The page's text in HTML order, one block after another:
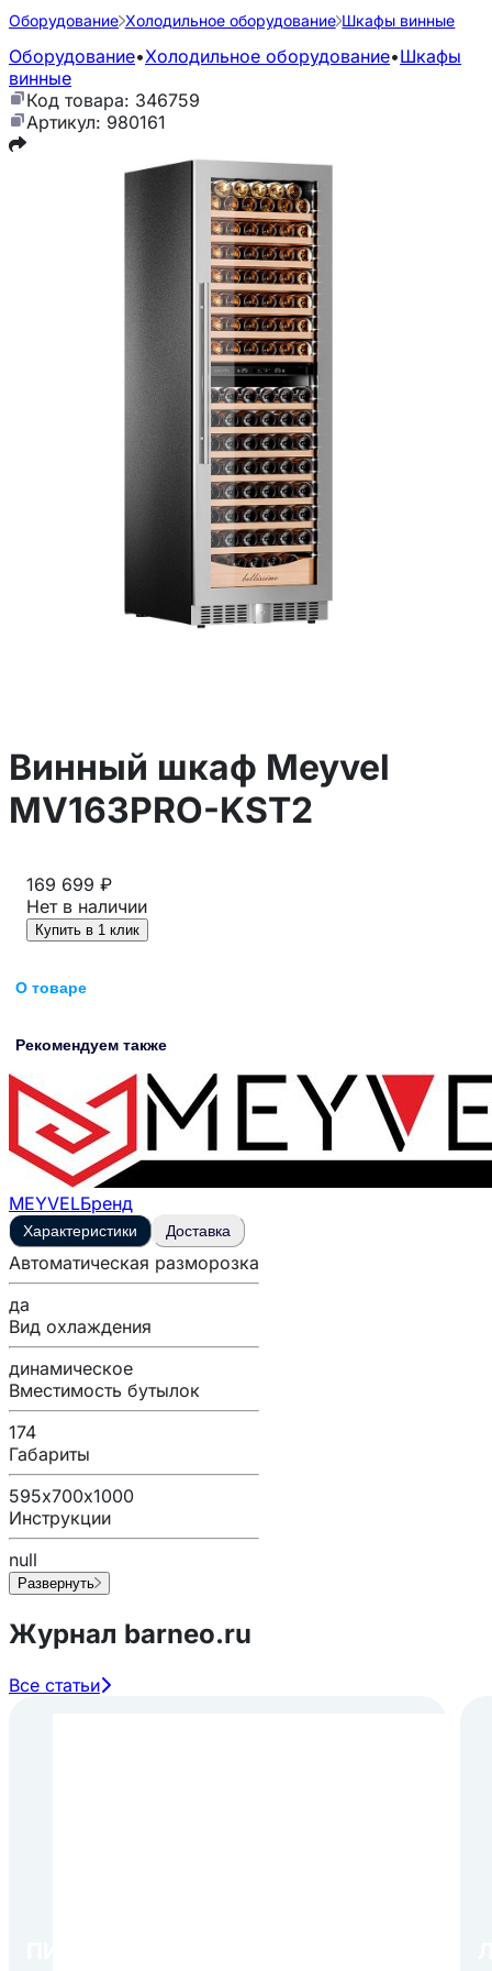
Оборудование Холодильное оборудование Шкафы винные
Оборудование•Холодильное оборудование•Шкафы
винные
Код товара: 346759
Артикул: 980161
Винный шкаф Meyvel
MV163PRO-KST2
169 699 ₽
Нет в наличии
Купить в 1 клик
О товаре
Рекомендуем также
MEYVELБренд
Характеристики Доставка
Автоматическая разморозка
да
Вид охлаждения
динамическое
Вместимость бутылок
174
Габариты
595х700х1000
Инструкции
null
Развернуть
Журнал barneo.ru
Все статьи